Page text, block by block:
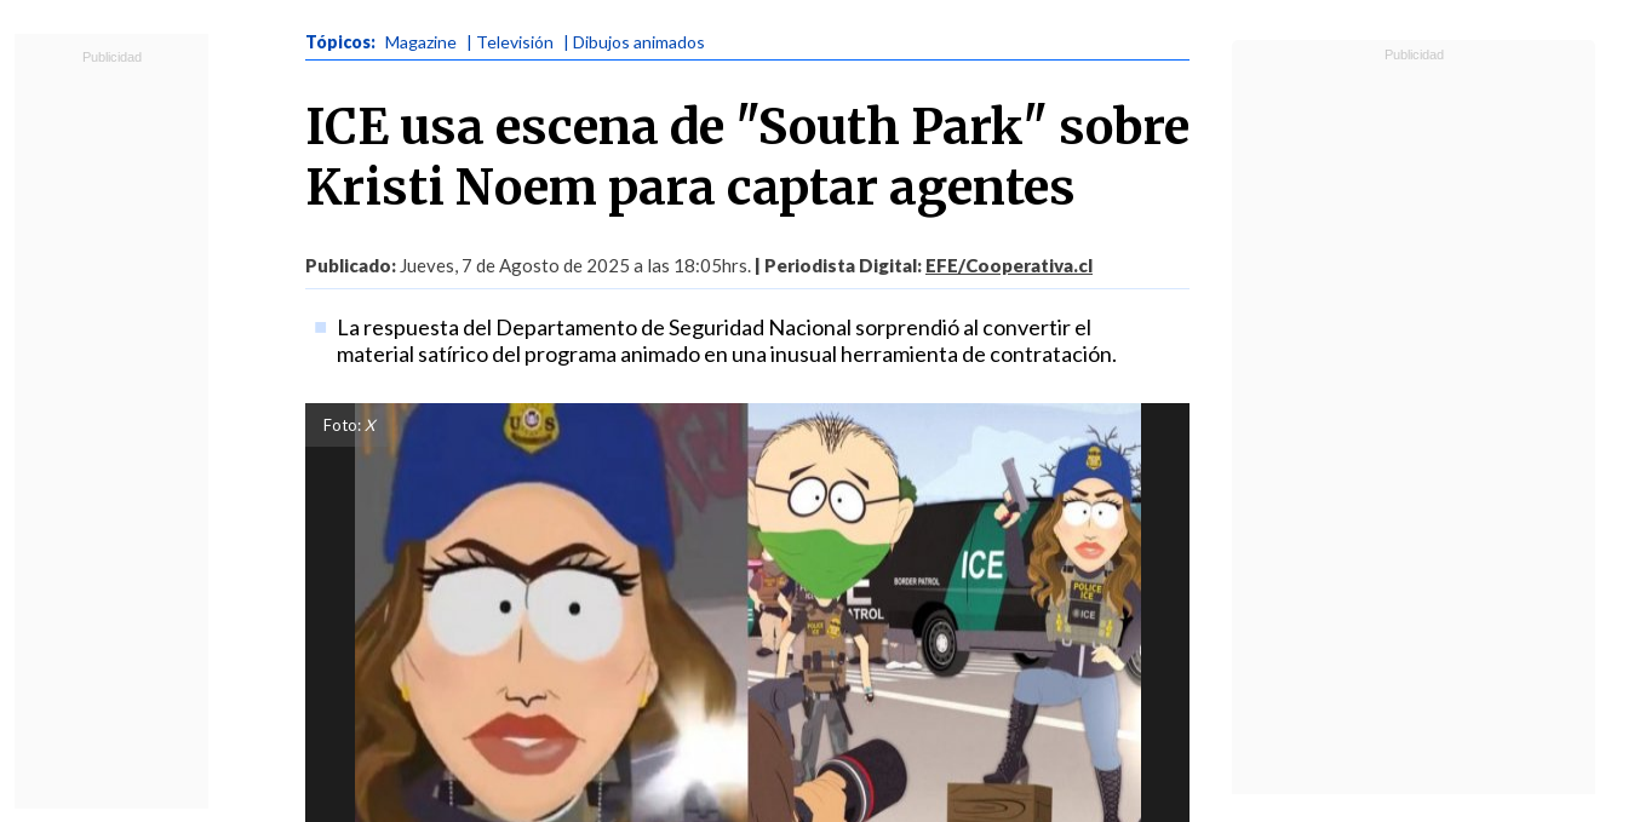
Tópicos: Magazine | Televisión | Dibujos animados
ICE usa escena de "South Park" sobre
Kristi Noem para captar agentes
Publicado: Jueves, 7 de Agosto de 2025 a las 18:05hrs. | Periodista Digital: EFE/Cooperativa.cl
La respuesta del Departamento de Seguridad Nacional sorprendió al convertir el
material satírico del programa animado en una inusual herramienta de contratación.
Foto: X